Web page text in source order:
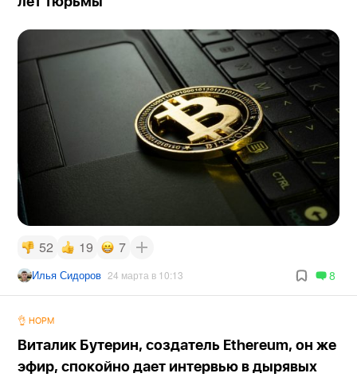
52 19 7
Илья Сидоров 24 марта в 10:13 8
👌 НОРМ
Виталик Бутерин, создатель Ethereum, он же
эфир, спокойно дает интервью в дырявых